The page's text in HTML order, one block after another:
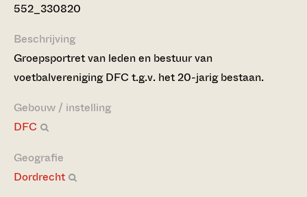
552_330820
Beschrijving
Groepsportret van leden en bestuur van
voetbalvereniging DFC t.g.v. het 20-jarig bestaan.
Gebouw / instelling
DFC
Geografie
Dordrecht